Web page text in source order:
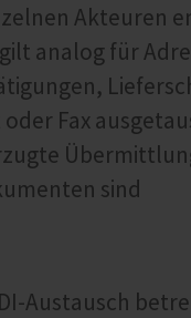
Akteuren
analog für
Fax
sind
Austausch